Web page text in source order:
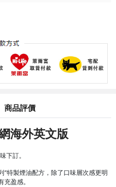
商品評價
海外英文版
下訂。
”特製煙油配方，除了口味層次感更明
盈感。